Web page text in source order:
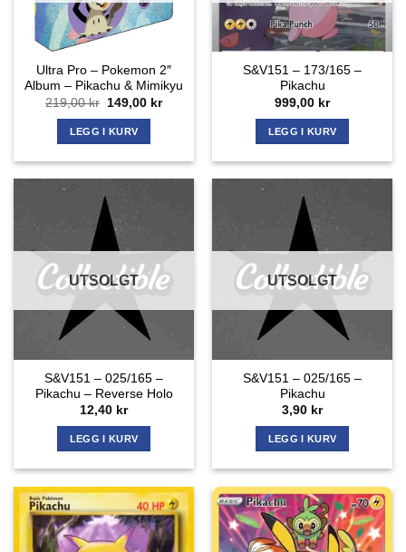
Ultra Pro – Pokemon 2″
Album – Pikachu & Mimikyu
219,00kr
Opprinnelig
var:
219,00 kr.
149,00 krNåværende
LEGG I KURV
S&V151 – 173/165 –
Pikachu
999,00 kr
LEGG I KURV
UTSOLGT
S&V151 – 025/165 –
Pikachu – Reverse Holo
12,40 kr
LEGG I KURV
UTSOLGT
S&V151 – 025/165 –
Pikachu
3,90 kr
LEGG I KURV